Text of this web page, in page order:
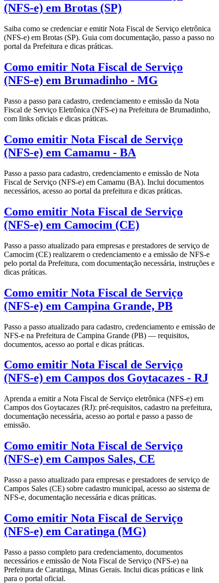
(NFS-e) em Brotas (SP)
Saiba como se credenciar e emitir Nota Fiscal de Serviço eletrônica
(NFS-e) em Brotas (SP). Guia com documentação, passo a passo no
portal da Prefeitura e dicas práticas.
Como emitir Nota Fiscal de Serviço
(NFS-e) em Brumadinho - MG
Passo a passo para cadastro, credenciamento e emissão da Nota
Fiscal de Serviço Eletrônica (NFS-e) na Prefeitura de Brumadinho,
com links oficiais e dicas práticas.
Como emitir Nota Fiscal de Serviço
(NFS-e) em Camamu - BA
Passo a passo para cadastro, credenciamento e emissão de Nota
Fiscal de Serviço (NFS-e) em Camamu (BA). Inclui documentos
necessários, acesso ao portal da prefeitura e dicas práticas.
Como emitir Nota Fiscal de Serviço
(NFS-e) em Camocim (CE)
Passo a passo atualizado para empresas e prestadores de serviço de
Camocim (CE) realizarem o credenciamento e a emissão de NFS-e
pelo portal da Prefeitura, com documentação necessária, instruções e
dicas práticas.
Como emitir Nota Fiscal de Serviço
(NFS-e) em Campina Grande, PB
Passo a passo atualizado para cadastro, credenciamento e emissão de
NFS-e na Prefeitura de Campina Grande (PB) — requisitos,
documentos, acesso ao portal e dicas práticas.
Como emitir Nota Fiscal de Serviço
(NFS-e) em Campos dos Goytacazes - RJ
Aprenda a emitir a Nota Fiscal de Serviço eletrônica (NFS-e) em
Campos dos Goytacazes (RJ): pré-requisitos, cadastro na prefeitura,
documentação necessária, acesso ao portal e passo a passo de
emissão.
Como emitir Nota Fiscal de Serviço
(NFS-e) em Campos Sales, CE
Passo a passo atualizado para empresas e prestadores de serviço de
Campos Sales (CE) sobre cadastro municipal, acesso ao sistema de
NFS-e, documentação necessária e dicas práticas.
Como emitir Nota Fiscal de Serviço
(NFS-e) em Caratinga (MG)
Passo a passo completo para credenciamento, documentos
necessários e emissão de Nota Fiscal de Serviço (NFS-e) na
Prefeitura de Caratinga, Minas Gerais. Inclui dicas práticas e link
para o portal oficial.